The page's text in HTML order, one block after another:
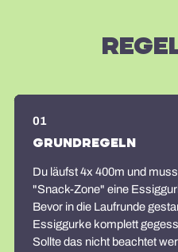
01
Grundregeln
Du läufst 4x 400m und
"Snack-Zone" eine
Bevor in die Laufrunde
Essiggurke komplett
Sollte das nicht beachtet